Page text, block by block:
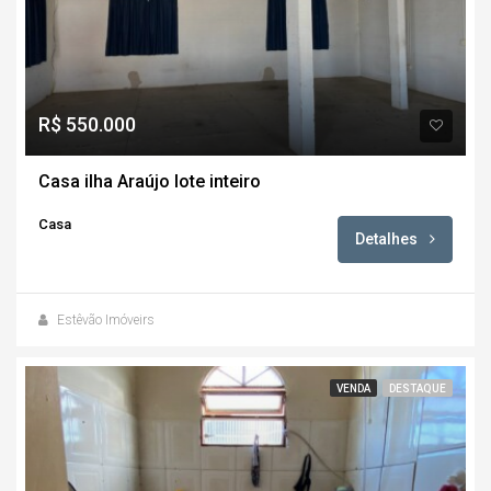
R$ 550.000
Casa ilha Araújo lote inteiro
Casa
Detalhes
Estêvão Imóveirs
VENDA DESTAQUE